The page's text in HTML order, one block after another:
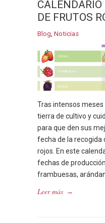
CALENDARIO
DE FRUTOS
Blog, Noticias
Tras intensos
tierra de cultivo y
para que den sus
fecha de la recogida
rojos. En este
fechas de
frambuesas,
Leer más →